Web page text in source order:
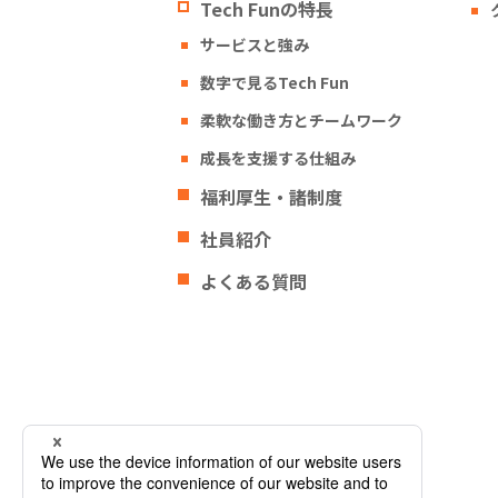
Tech Funの特長
サービスと強み
数字で見るTech Fun
柔軟な働き方とチームワーク
成長を支援する仕組み
福利厚生・諸制度
社員紹介
よくある質問